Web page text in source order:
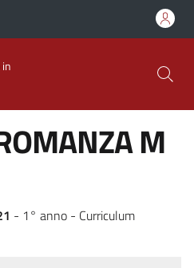
M
- 1° anno - Curriculum